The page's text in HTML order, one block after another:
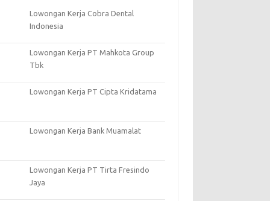
Lowongan Kerja Cobra Dental
Indonesia
Lowongan Kerja PT Mahkota Group
Tbk
Lowongan Kerja PT Cipta Kridatama
Lowongan Kerja Bank Muamalat
Lowongan Kerja PT Tirta Fresindo
Jaya